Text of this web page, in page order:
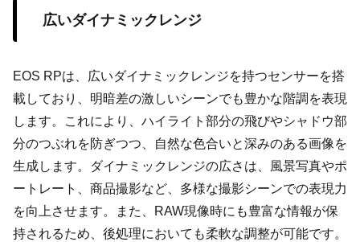
広いダイナミックレンジ
EOS RPは、広いダイナミックレンジを持つセンサーを搭
載しており、明暗差の激しいシーンでも豊かな階調を表現
します。これにより、ハイライト部分の飛びやシャドウ部
分のつぶれを防ぎつつ、自然な色合いと深みのある画像を
生成します。ダイナミックレンジの広さは、風景写真やポ
ートレート、商品撮影など、多様な撮影シーンでの表現力
を向上させます。また、RAW現像時にも豊富な情報が保
持されるため、後処理においても柔軟な調整が可能です。